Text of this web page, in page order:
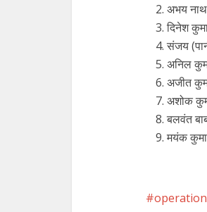
अभय नाथ
दिनेश
संजय
अनिल
अजीत
अशोक
बलवंत
मयंक